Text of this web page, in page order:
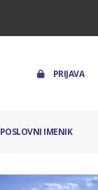
PRIJAVA
POSLOVNI IMENIK